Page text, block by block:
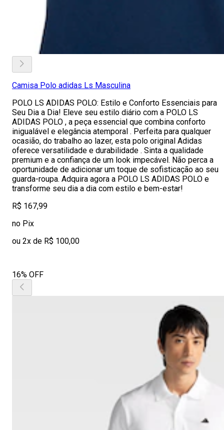
Camisa Polo adidas Ls Masculina
POLO LS ADIDAS POLO: Estilo e Conforto Essenciais para
Seu Dia a Dia! Eleve seu estilo diário com a POLO LS
ADIDAS POLO , a peça essencial que combina conforto
inigualável e elegância atemporal . Perfeita para qualquer
ocasião, do trabalho ao lazer, esta polo original Adidas
oferece versatilidade e durabilidade . Sinta a qualidade
premium e a confiança de um look impecável. Não perca a
oportunidade de adicionar um toque de sofisticação ao seu
guarda-roupa. Adquira agora a POLO LS ADIDAS POLO e
transforme seu dia a dia com estilo e bem-estar!
R$ 167,99
no Pix
ou 2x de R$ 100,00
16% OFF